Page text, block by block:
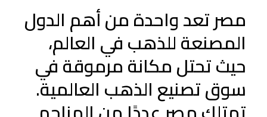
مصر تعد واحدة من أهم الدول
المصنعة للذهب في العالم،
حيث تحتل مكانة مرموقة في
سوق تصنيع الذهب العالمية.